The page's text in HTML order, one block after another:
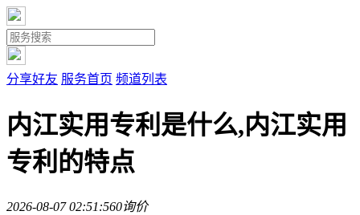
分享好友 服务首页 频道列表
内江实用专利是什么,内江实用
专利的特点
2026-08-07 02:51:560询价